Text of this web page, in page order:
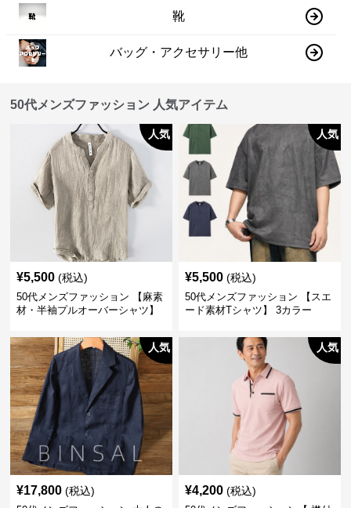
靴
バッグ・アクセサリー他
50代メンズファッション 人気アイテム
人気
¥5,500 (税込)
50代メンズファッション 【麻素
材・半袖プルオーバーシャツ】
人気
¥5,500 (税込)
50代メンズファッション 【スエ
ード素材Tシャツ】 3カラー
人気
¥17,800 (税込)
人気
¥4,200 (税込)